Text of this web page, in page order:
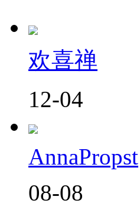
欢喜禅
12-04
AnnaPropst
08-08